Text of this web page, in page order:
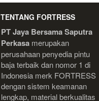
TENTANG FORTRESS
PT Jaya Bersama Saputra
Perkasa merupakan
perusahaan penyedia pintu
baja terbaik dan nomor 1 di
Indonesia
dengan sistem keamanan
lengkap, material berkualitas